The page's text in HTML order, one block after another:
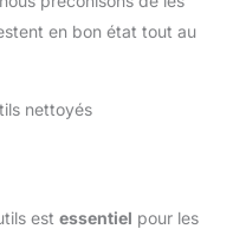
en bon état tout au
nettoyés
est essentiel pour les